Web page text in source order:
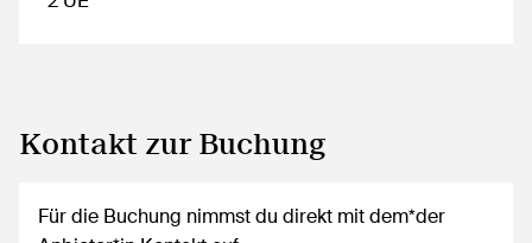
Kontakt zur Buchung
Für die Buchung nimmst du direkt mit dem*der